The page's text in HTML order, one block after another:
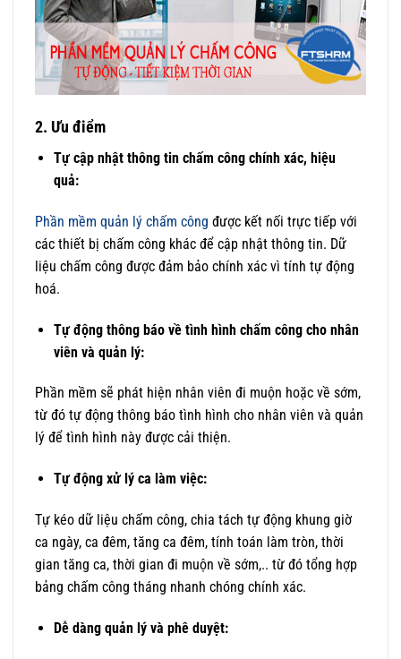
2. Ưu điểm
Tự cập nhật thông tin chấm công chính xác, hiệu
quả:
Phần mềm quản lý chấm công được kết nối trực tiếp với
các thiết bị chấm công khác để cập nhật thông tin. Dữ
liệu chấm công được đảm bảo chính xác vì tính tự động
hoá.
Tự động thông báo về tình hình chấm công cho nhân
viên và quản lý:
Phần mềm sẽ phát hiện nhân viên đi muộn hoặc về sớm,
từ đó tự động thông báo tình hình cho nhân viên và quản
lý để tình hình này được cải thiện.
Tự động xử lý ca làm việc:
Tự kéo dữ liệu chấm công, chia tách tự động khung giờ
ca ngày, ca đêm, tăng ca đêm, tính toán làm tròn, thời
gian tăng ca, thời gian đi muộn về sớm,.. từ đó tổng hợp
bảng chấm công tháng nhanh chóng chính xác.
Dễ dàng quản lý và phê duyệt: